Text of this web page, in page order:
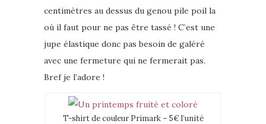
centimètres au dessus du genou pile poil la
où il faut pour ne pas être tassé ! C’est une
jupe élastique donc pas besoin de galéré
avec une fermeture qui ne fermerait pas.
Bref je l’adore !
T-shirt de couleur Primark – 5€ l’unité